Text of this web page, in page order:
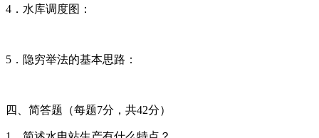
4．水库调度图：
5．隐穷举法的基本思路：
四、简答题（每题7分，共42分）